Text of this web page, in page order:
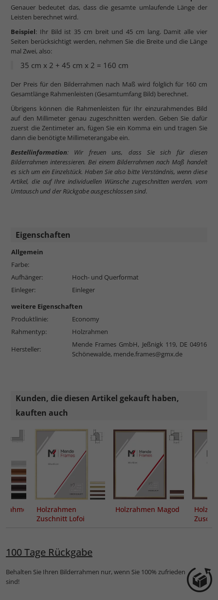
Genauer bedeutet das, dass die gesamte umlaufende Länge der
Leisten berechnet wird.
Beispiel: Ihr Bild ist 35 cm breit und 45 cm lang. Damit alle vier
Seiten berücksichtigt werden, nehmen Sie die Breite und die Länge
mal Zwei, also:
35 cm x 2 + 45 cm x 2 = 160 cm
Der Preis für den Bilderrahmen nach Maß wird folglich für 160 cm
Gesamtlänge Rahmenleisten (Gesamtumfang Bild) berechnet.
Übrigens können die Rahmenleisten für Ihr einzurahmendes Bild
auf den Millimeter genau zugeschnitten werden. Geben Sie dafür
zuerst die Zentimeter an, fügen Sie ein Komma ein und tragen Sie
dann die benötigte Millimeterangabe ein.
Bestellinformation: Wir freuen uns, dass Sie sich für diesen
Bilderrahmen interessieren. Bei einem Bilderrahmen nach Maß handelt
es sich um ein Einzelstück. Haben Sie also bitte Verständnis, wenn diese
Artikel, die auf Ihre individuellen Wünsche zugeschnitten werden, vom
Umtausch und der Rückgabe ausgeschlossen sind.
Eigenschaften
Allgemein
Farbe:
Aufhänger:
Hoch- und Querformat
Einleger:
Einleger
weitere Eigenschaften
Produktlinie:
Economy
Rahmentyp:
Holzrahmen
Hersteller:
Mende Frames GmbH, Jeßnigk 119, DE 04916
Schönewalde, mende.frames@gmx.de
Kunden, die diesen Artikel gekauft haben,
kauften auch
Holzrahmen
Zuschnitt Lofoi
Holzrahmen Magod
100 Tage Rückgabe
Behalten Sie Ihren Bilderrahmen nur, wenn Sie 100% zufrieden
sind!